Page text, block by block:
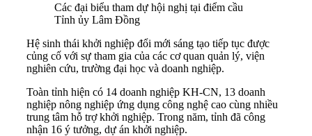
Các đại biểu tham dự hội nghị tại điểm cầu
Tỉnh ủy Lâm Đồng
Hệ sinh thái khởi nghiệp đổi mới sáng tạo tiếp tục được
củng cố với sự tham gia của các cơ quan quản lý, viện
nghiên cứu, trường đại học và doanh nghiệp.
Toàn tỉnh hiện có 14 doanh nghiệp KH-CN, 13 doanh
nghiệp nông nghiệp ứng dụng công nghệ cao cùng nhiều
trung tâm hỗ trợ khởi nghiệp. Trong năm, tỉnh đã công
nhận 16 ý tưởng, dự án khởi nghiệp.